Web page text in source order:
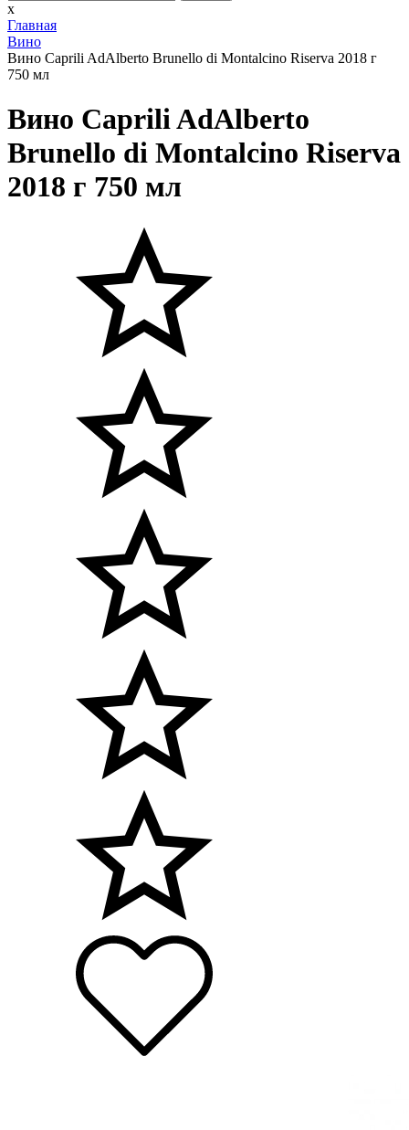
x
Главная
Вино
Вино Caprili AdAlberto Brunello di Montalcino Riserva 2018 г
750 мл
Вино Caprili AdAlberto
Brunello di Montalcino Riserva
2018 г 750 мл